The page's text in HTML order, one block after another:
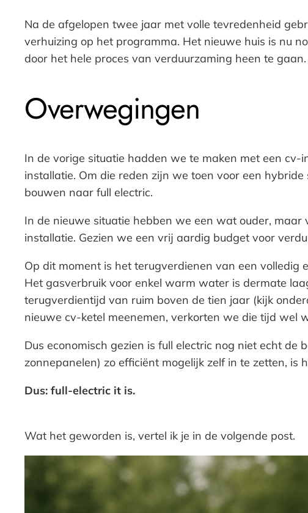
Na de afgelopen twee jaar met volle tevredenheid
verhuizing op het programma. Het nieuwe huis is nu
door het hele proces van verduurzaming heen te gaan.
Overwegingen
In de vorige situatie hadden we te maken met een
installatie. Om die reden zijn we toen voor een
bouwen naar full electric.
In de nieuwe situatie hebben we een wat ouder,
installatie. Gezien we een vrij aardig budget voor
Op dit moment is het terugverdienen van een volledig
Het gasverbruik voor enkel warm water is dermate
terugverdientijd van ruim boven de tien jaar (kijk
nieuwe cv-ketel meenemen, verkorten we die tijd wel
Dus economisch gezien is full electric nog niet echt
zonnepanelen) zo efficiënt mogelijk zelf in te zetten, is
Dus: full-electric it is.
Wat het geworden is, vertel ik je in de volgende post.